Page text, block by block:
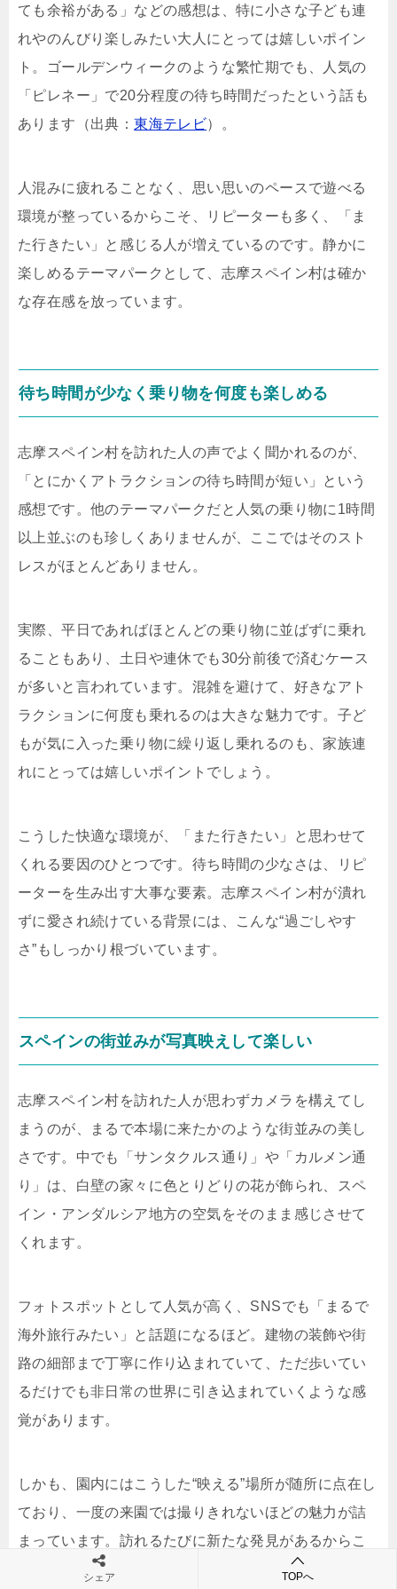
ても余裕がある」などの感想は、特に小さな子ども連
れやのんびり楽しみたい大人にとっては嬉しいポイン
ト。ゴールデンウィークのような繁忙期でも、人気の
「ピレネー」で20分程度の待ち時間だったという話も
あります（出典：東海テレビ）。
人混みに疲れることなく、思い思いのペースで遊べる
環境が整っているからこそ、リピーターも多く、「ま
た行きたい」と感じる人が増えているのです。静かに
楽しめるテーマパークとして、志摩スペイン村は確か
な存在感を放っています。
待ち時間が少なく乗り物を何度も楽しめる
志摩スペイン村を訪れた人の声でよく聞かれるのが、
「とにかくアトラクションの待ち時間が短い」という
感想です。他のテーマパークだと人気の乗り物に1時間
以上並ぶのも珍しくありませんが、ここではそのスト
レスがほとんどありません。
実際、平日であればほとんどの乗り物に並ばずに乗れ
ることもあり、土日や連休でも30分前後で済むケース
が多いと言われています。混雑を避けて、好きなアト
ラクションに何度も乗れるのは大きな魅力です。子ど
もが気に入った乗り物に繰り返し乗れるのも、家族連
れにとっては嬉しいポイントでしょう。
こうした快適な環境が、「また行きたい」と思わせて
くれる要因のひとつです。待ち時間の少なさは、リピ
ーターを生み出す大事な要素。志摩スペイン村が潰れ
ずに愛され続けている背景には、こんな“過ごしやす
さ”もしっかり根づいています。
スペインの街並みが写真映えして楽しい
志摩スペイン村を訪れた人が思わずカメラを構えてし
まうのが、まるで本場に来たかのような街並みの美し
さです。中でも「サンタクルス通り」や「カルメン通
り」は、白壁の家々に色とりどりの花が飾られ、スペ
イン・アンダルシア地方の空気をそのまま感じさせて
くれます。
フォトスポットとして人気が高く、SNSでも「まるで
海外旅行みたい」と話題になるほど。建物の装飾や街
路の細部まで丁寧に作り込まれていて、ただ歩いてい
るだけでも非日常の世界に引き込まれていくような感
覚があります。
しかも、園内にはこうした“映える”場所が随所に点在し
ており、一度の来園では撮りきれないほどの魅力が詰
まっています。訪れるたびに新たな発見があるからこ
そ、「また行きたい」と思わせる力がある。そんな視
シェア TOPへ